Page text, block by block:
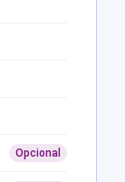
Opcional